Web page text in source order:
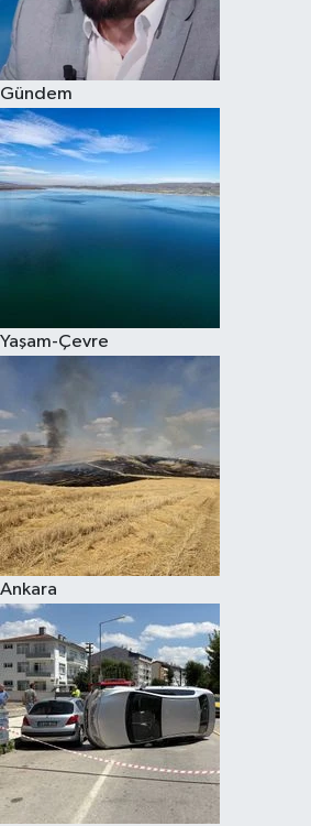
Gündem
Yaşam-Çevre
Ankara
Spor
Burç Yorumları
Çocuk
Eğitim
Kim kimdir?
Kültür Sanat
Sağlık
Siyaset
Teknoloji
Televizyon
Yaşam-Çevre